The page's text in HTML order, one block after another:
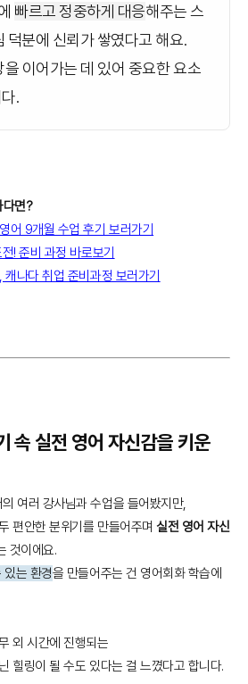
빠르고 정중하게 대응해주는 스
덕분에 신뢰가 쌓였다고 해요.
이어가는 데 있어 중요한 요소
.
다면?
어 9개월 수업 후기 보러가기
! 준비 과정 바로보기
나다 취업 준비과정 보러가기
속 실전 영어 자신감을 키운
여러 강사님과 수업을 들어봤지만,
편안한 분위기를 만들어주며실전 영어 자신
것이에요.
는 환경을 만들어주는 건 영어회화 학습에
외 시간에 진행되는
힐링이 될 수도 있다는 걸 느꼈다고 합니다.